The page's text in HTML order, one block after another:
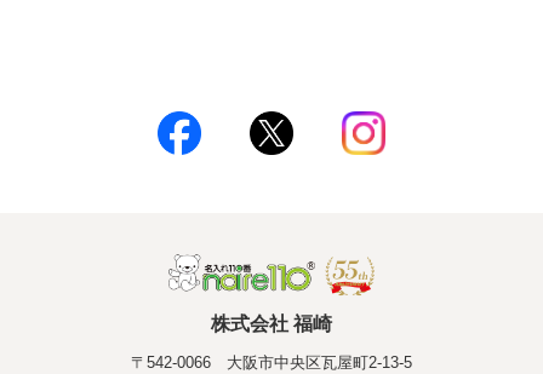
株式会社 福崎
〒542-0066 大阪市中央区瓦屋町2-13-5